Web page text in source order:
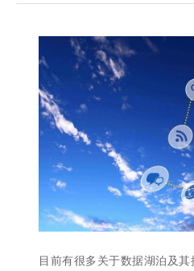
关于亿信
400-0011-866
目前有很多关于数据湖泊及